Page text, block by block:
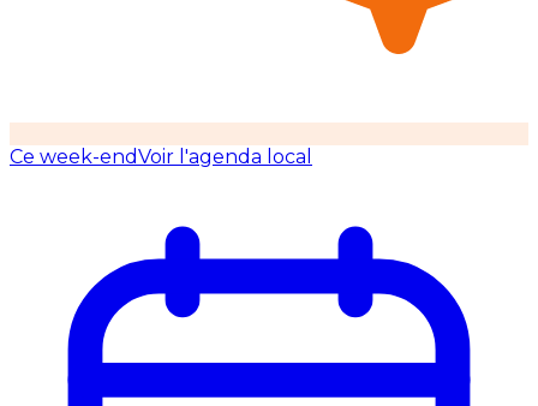
Ce week-endVoir l'agenda local